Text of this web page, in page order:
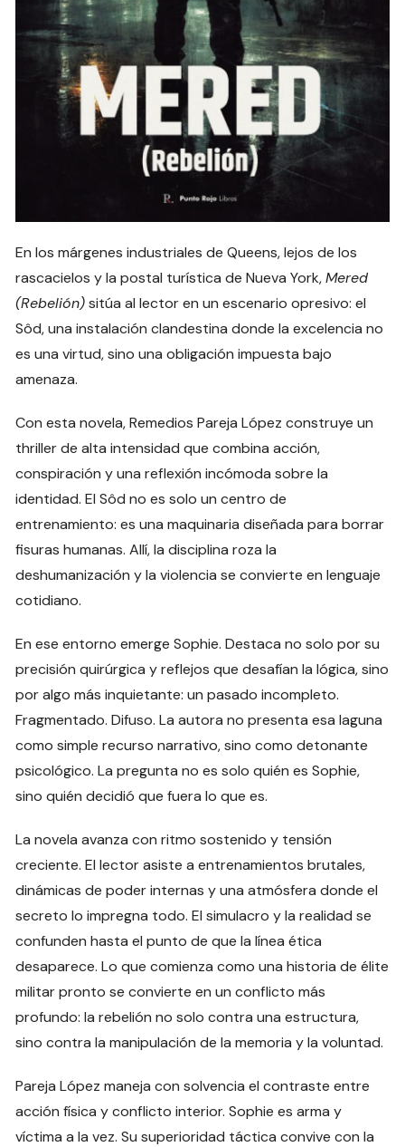
En los márgenes industriales de Queens, lejos de los
rascacielos y la postal turística de Nueva York,Mered
(Rebelión)sitúa al lector en un escenario opresivo: el
Sôd, una instalación clandestina donde la excelencia no
es una virtud, sino una obligación impuesta bajo
amenaza.
Con esta novela, Remedios Pareja López construye un
thriller de alta intensidad que combina acción,
conspiración y una reflexión incómoda sobre la
identidad. El Sôd no es solo un centro de
entrenamiento: es una maquinaria diseñada para borrar
fisuras humanas. Allí, la disciplina roza la
deshumanización y la violencia se convierte en lenguaje
cotidiano.
En ese entorno emerge Sophie. Destaca no solo por su
precisión quirúrgica y reflejos que desafían la lógica, sino
por algo más inquietante: un pasado incompleto.
Fragmentado. Difuso. La autora no presenta esa laguna
como simple recurso narrativo, sino como detonante
psicológico. La pregunta no es solo quién es Sophie,
sino quién decidió que fuera lo que es.
La novela avanza con ritmo sostenido y tensión
creciente. El lector asiste a entrenamientos brutales,
dinámicas de poder internas y una atmósfera donde el
secreto lo impregna todo. El simulacro y la realidad se
confunden hasta el punto de que la línea ética
desaparece. Lo que comienza como una historia de élite
militar pronto se convierte en un conflicto más
profundo: la rebelión no solo contra una estructura,
sino contra la manipulación de la memoria y la voluntad.
Pareja López maneja con solvencia el contraste entre
acción física y conflicto interior. Sophie es arma y
víctima a la vez. Su superioridad táctica convive con la